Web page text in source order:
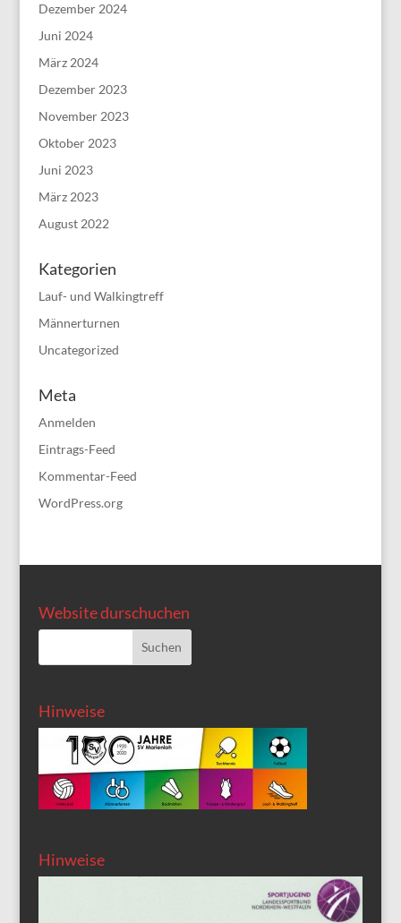
Dezember 2024
Juni 2024
März 2024
Dezember 2023
November 2023
Oktober 2023
Juni 2023
März 2023
August 2022
Kategorien
Lauf- und Walkingtreff
Männerturnen
Uncategorized
Meta
Anmelden
Eintrags-Feed
Kommentar-Feed
WordPress.org
Website durschuchen
Hinweise
Hinweise